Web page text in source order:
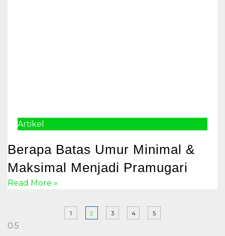
Artikel
Berapa Batas Umur Minimal &
Maksimal Menjadi Pramugari
Read More »
1 2 3 4 5